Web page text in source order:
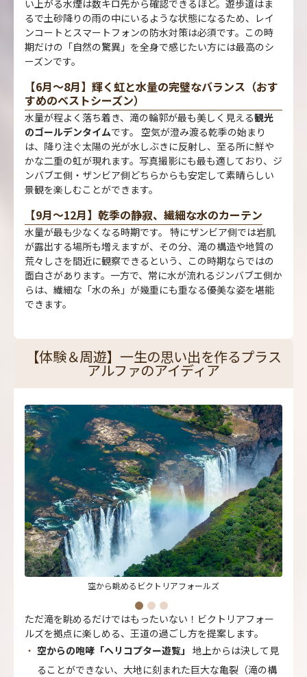
い上がる水煙は数キロ先から確認できるほど。遊歩道はま
るで土砂降りの雨の中にいるような状態になるため、レイ
ンコートとスマートフォンの防水対策は必須です。この時
期だけの「自然の驚異」を全身で感じたい方には最高のシ
ーズンです。
【6月〜8月】輝く虹と水量の完璧なバランス（おす
すめのベストシーズン）
水量が程よく落ち着き、滝の輪郭が最も美しく見える観光
のゴールデンタイムです。 空気が澄み渡る乾季の始まり
は、降り注ぐ太陽の光が水しぶきに反射し、至る所に鮮や
かな二重の虹が現れます。写真撮影にも最も適しており、ジ
ンバブエ側・ザンビア側どちらからも安定して素晴らしい
景観を楽しむことができます。
【9月〜12月】乾季の静寂、繊細な水のカーテン
水量が最も少なくなる時期です。 特にザンビア側では岩肌
が露出する場所も増えますが、その分、滝の構造や地質の
荒々しさを間近に観察できるという、この時期ならではの
面白さがあります。一方で、常に水が流れるジンバブエ側か
らは、繊細な「水の糸」が幾重にも重なる優美な姿を堪能
できます。
【体験＆周遊】一生の思い出を作るプラス
アルファのアイディア
空から眺めるビクトリアフォールズ
ただ滝を眺めるだけではもったいない！ビクトリアフォー
ルズを拠点に楽しめる、王道の過ごし方を提案します。
空からの咆哮「ヘリコプター遊覧」 地上からは決して見
ることができない、大地に刻まれた巨大な亀裂（滝の構